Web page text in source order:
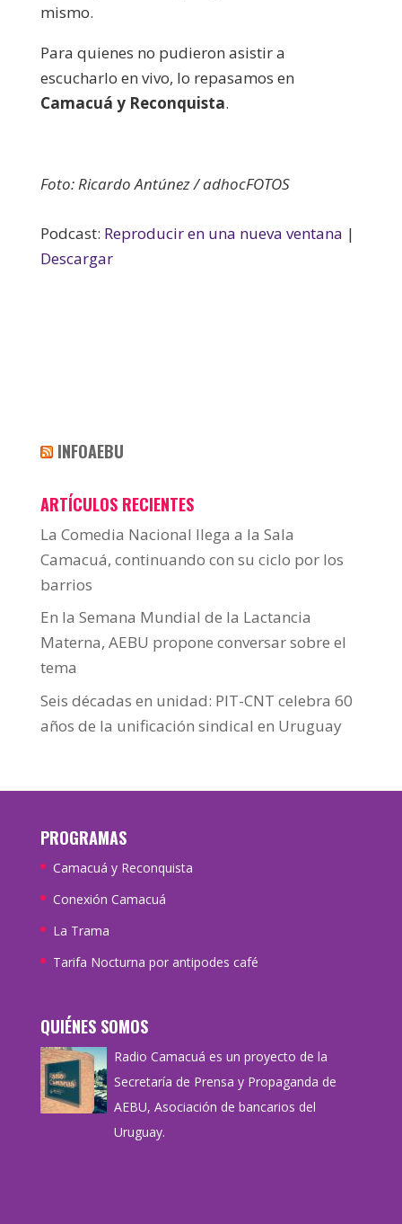
mismo.
Para quienes no pudieron asistir a
escucharlo en vivo, lo repasamos en
Camacuá y Reconquista.
Foto: Ricardo Antúnez / adhocFOTOS
Podcast: Reproducir en una nueva ventana |
Descargar
INFOAEBU
ARTÍCULOS RECIENTES
La Comedia Nacional llega a la Sala
Camacuá, continuando con su ciclo por los
barrios
En la Semana Mundial de la Lactancia
Materna, AEBU propone conversar sobre el
tema
Seis décadas en unidad: PIT-CNT celebra 60
años de la unificación sindical en Uruguay
PROGRAMAS
Camacuá y Reconquista
Conexión Camacuá
La Trama
Tarifa Nocturna por antipodes café
QUIÉNES SOMOS
Radio Camacuá es un proyecto de la
Secretaría de Prensa y Propaganda de
AEBU, Asociación de bancarios del
Uruguay.